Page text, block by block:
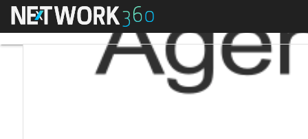
Menu